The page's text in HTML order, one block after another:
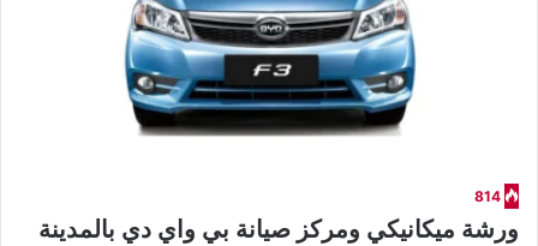
814
ورشة ميكانيكي ومركز صيانة بي واي دي بالمدينة